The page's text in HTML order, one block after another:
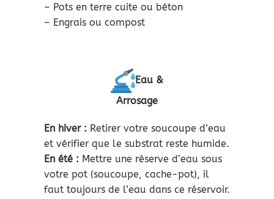
– Pots en terre cuite ou béton
– Engrais ou compost
Eau &
Arrosage
En hiver : Retirer votre soucoupe d’eau
et vérifier que le substrat reste humide.
En été : Mettre une réserve d’eau sous
votre pot (soucoupe, cache-pot), il
faut toujours de l’eau dans ce réservoir.